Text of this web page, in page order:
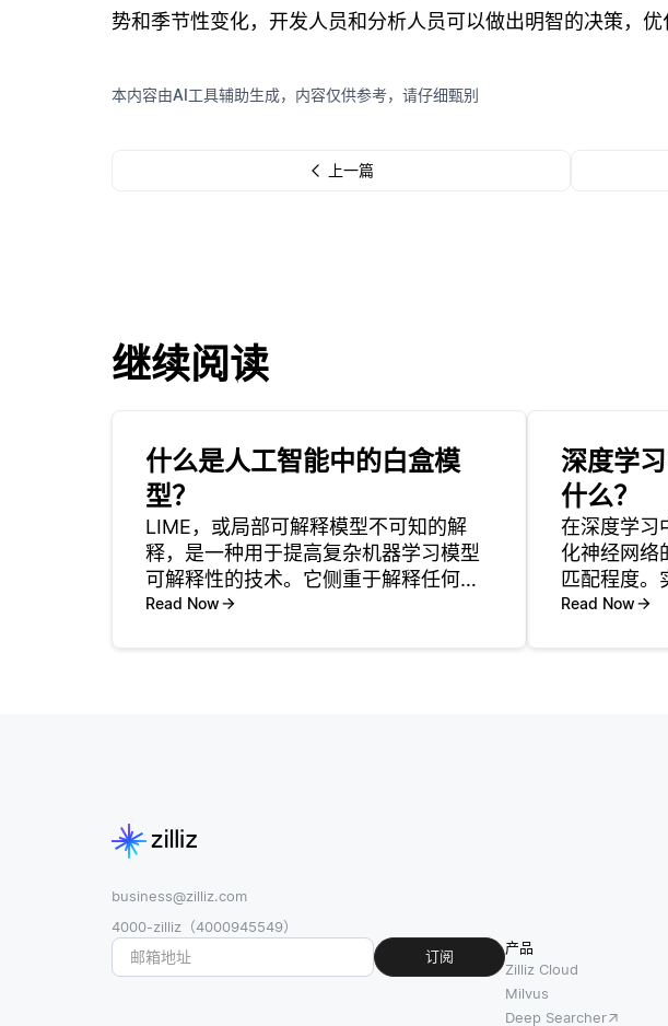
势和季节性变化，开发人员和分析人员可以做出明智的决策，优
本内容由AI工具辅助生成，内容仅供参考，请仔细甄别
上一篇
继续阅读
什么是人工智能中的白盒模
型？
LIME，或局部可解释模型不可知的解
释，是一种用于提高复杂机器学习模型
可解释性的技术。它侧重于解释任何机
器学习模型所做的特定预测，无论其底
Read Now
深度学
什么？
在深度学习
化神经网络
匹配程度。
出与真实输
Read Now
business@zilliz.com
4000-zilliz（4000945549）
订阅
产品
Zilliz Cloud
Milvus
Deep Searcher